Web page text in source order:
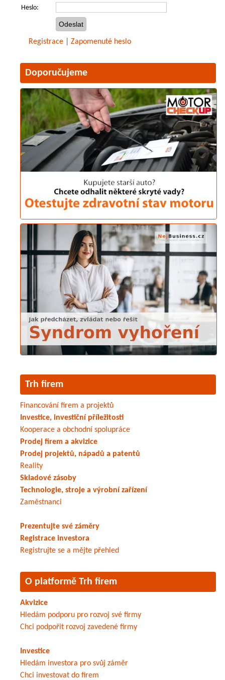
Heslo:
Registrace Zapomenuté heslo
Doporučujeme
Trh firem
Financování firem a projektů
Investice, investiční příležitosti
Kooperace a obchodní spolupráce
Prodej firem a akvizice
Prodej projektů, nápadů a patentů
Reality
Skladové zásoby
Technologie, stroje a výrobní zařízení
Zaměstnanci
Prezentujte své záměry
Registrace investora
Registrujte se a mějte přehled
O platformě Trh firem
Akvizice
Hledám podporu pro rozvoj své firmy
Chci podpořit rozvoj zavedené firmy
Investice
Hledám investora pro svůj záměr
Chci investovat do firem